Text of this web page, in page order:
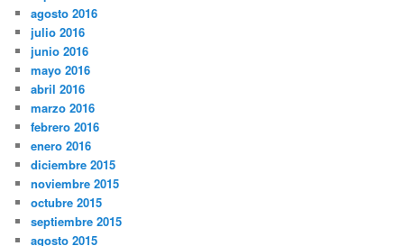
agosto 2016
julio 2016
junio 2016
mayo 2016
abril 2016
marzo 2016
febrero 2016
enero 2016
diciembre 2015
noviembre 2015
octubre 2015
septiembre 2015
agosto 2015